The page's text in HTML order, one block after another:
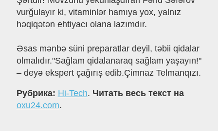
vurğulayır ki, vitaminlər hamıya yox, yalnız
həqiqətən ehtiyacı olana lazımdır.
Əsas mənbə süni preparatlar deyil, təbii qidalar
olmalıdır."Sağlam qidalanaraq sağlam yaşayın!"
– deyə ekspert çağırış edib.Çimnaz Telmanqızı.
Рубрика: Hi-Tech. Читать весь текст на
oxu24.com.